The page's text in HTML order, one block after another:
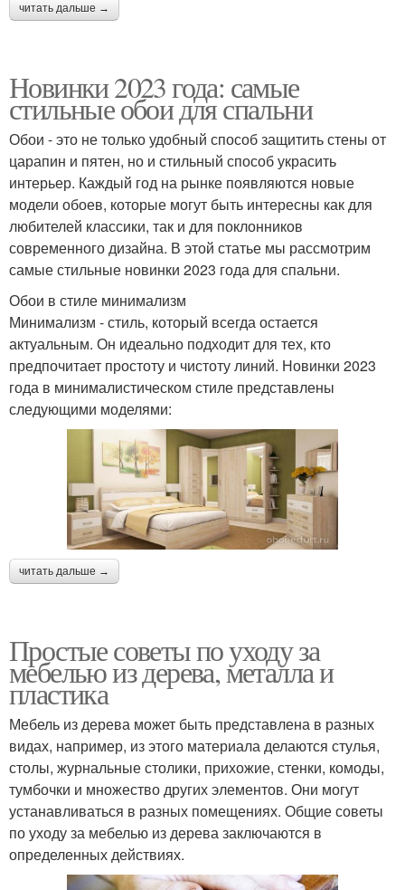
читать дальше →
Новинки 2023 года: самые
стильные обои для спальни
Обои - это не только удобный способ защитить стены от
царапин и пятен, но и стильный способ украсить
интерьер. Каждый год на рынке появляются новые
модели обоев, которые могут быть интересны как для
любителей классики, так и для поклонников
современного дизайна. В этой статье мы рассмотрим
самые стильные новинки 2023 года для спальни.
Обои в стиле минимализм
Минимализм - стиль, который всегда остается
актуальным. Он идеально подходит для тех, кто
предпочитает простоту и чистоту линий. Новинки 2023
года в минималистическом стиле представлены
следующими моделями:
читать дальше →
Простые советы по уходу за
мебелью из дерева, металла и
пластика
Мебель из дерева может быть представлена в разных
видах, например, из этого материала делаются стулья,
столы, журнальные столики, прихожие, стенки, комоды,
тумбочки и множество других элементов. Они могут
устанавливаться в разных помещениях. Общие советы
по уходу за мебелью из дерева заключаются в
определенных действиях.